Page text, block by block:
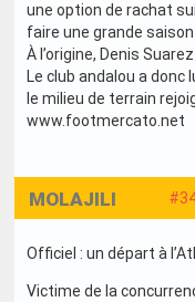
une option de rachat
faire une grande
À l’origine, Denis
Le club andalou a donc
le milieu de terrain
www.footmercato.net
MOLAJILI
Officiel : un départ à
Victime de la